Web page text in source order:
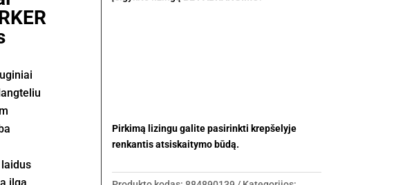
Pirkimą lizingu galite pasirinkti krepšelyje
renkantis atsiskaitymo būdą.